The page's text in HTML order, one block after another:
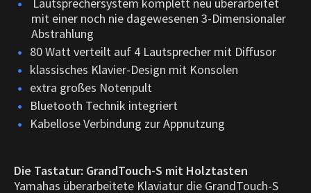
mit einer noch nie dagewesenen 3-Dimensionaler
Abstrahlung
80 Watt verteilt auf 4 Lautsprecher mit Diffusor
klassisches Klavier-Design mit Konsolen
extra großes Notenpult
Bluetooth Technik integriert
Kabellose Verbindung zur Appnutzung
Die Tastatur: GrandTouch-S mit Holztasten
Yamahas überarbeitete Klaviatur die GrandTouch-S